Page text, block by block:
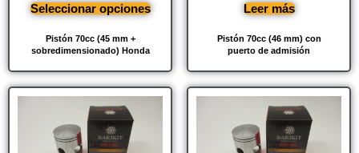
Pistón 70cc (45 mm +
sobredimensionado) Honda
Seleccionar opciones
Pistón 70cc (46 mm) con
puerto de admisión
Leer más